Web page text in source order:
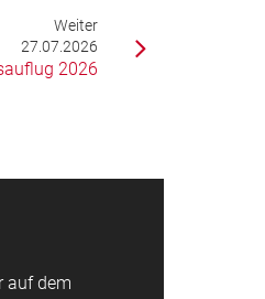
Weiter
27.07.2026
2026
auf dem